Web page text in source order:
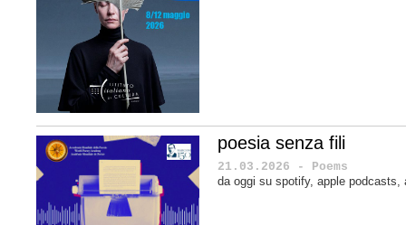
poesia senza fili
21.03.2026 - Poems
da oggi su spotify, apple